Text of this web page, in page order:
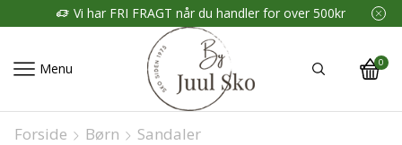
Vi har FRI FRAGT når du handler for over 500kr
Menu 0
Forside Børn Sandaler